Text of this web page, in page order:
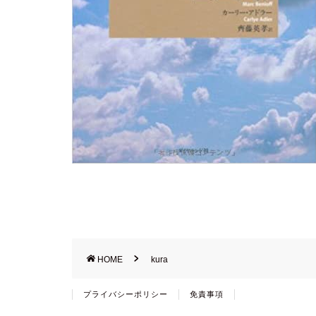
HOME kura
プライバシーポリシー 免責事項